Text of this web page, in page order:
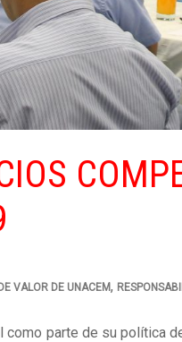
VALOR DE UNACEM,
como parte de su